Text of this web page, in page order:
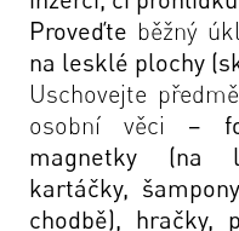
Proveďte běžný
na lesklé plochy
Uschovejte
osobní věci –
magnetky (na
kartáčky,
chodbě), hračky,